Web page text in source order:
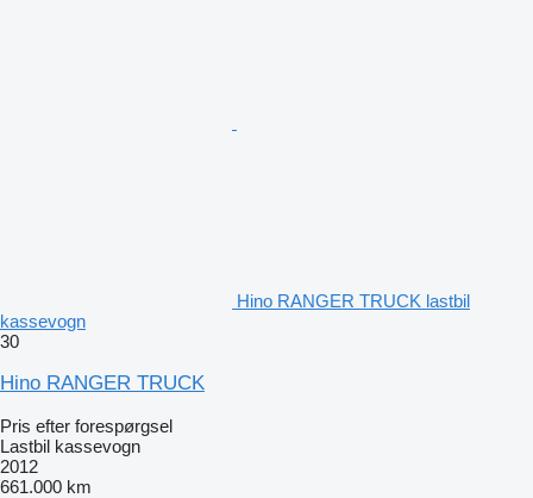
Hino RANGER TRUCK lastbil
kassevogn
30
Hino RANGER TRUCK
Pris efter forespørgsel
Lastbil kassevogn
2012
661.000 km